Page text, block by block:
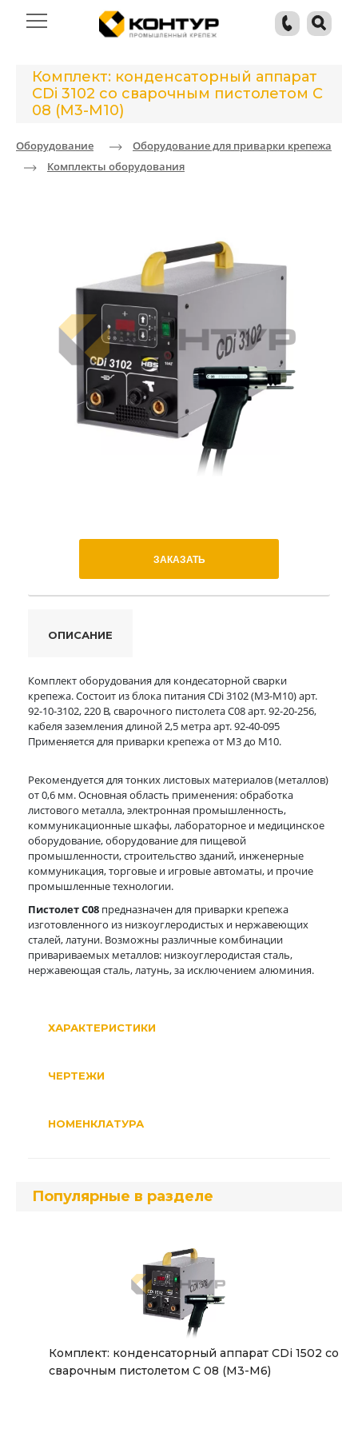
Комплект: конденсаторный аппарат
CDi 3102 со сварочным пистолетом C
08 (М3-М10)
Оборудование
Оборудование для приварки крепежа
Комплекты оборудования
ЗАКАЗАТЬ
ОПИСАНИЕ
Комплект оборудования для кондесаторной сварки
крепежа. Состоит из блока питания CDi 3102 (М3-М10) арт.
92-10-3102, 220 В, сварочного пистолета C08 арт. 92-20-256,
кабеля заземления длиной 2,5 метра арт. 92-40-095
Применяется для приварки крепежа от М3 до М10.
Рекомендуется для тонких листовых материалов (металлов)
от 0,6 мм. Основная область применения: обработка
листового металла, электронная промышленность,
коммуникационные шкафы, лабораторное и медицинское
оборудование, оборудование для пищевой
промышленности, строительство зданий, инженерные
коммуникация, торговые и игровые автоматы, и прочие
промышленные технологии.
Пистолет С08 предназначен для приварки крепежа
изготовленного из низкоуглеродистых и нержавеющих
сталей, латуни. Возможны различные комбинации
привариваемых металлов: низкоуглеродистая сталь,
нержавеющая сталь, латунь, за исключением алюминия.
ХАРАКТЕРИСТИКИ
ЧЕРТЕЖИ
НОМЕНКЛАТУРА
Популярные в разделе
Комплект: конденсаторный аппарат CDi 1502 со
сварочным пистолетом С 08 (М3-М6)